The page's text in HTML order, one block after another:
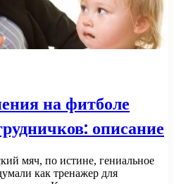
на фитболе
описание
мяч, по истине, гениальное
как тренажер для